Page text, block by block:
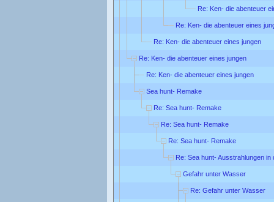
Re: Ken- die abenteuer
Re: Ken- die abenteuer eines
Re: Ken- die abenteuer eines jungen
Re: Ken- die abenteuer eines jungen
Re: Ken- die abenteuer eines jungen
Sea hunt- Remake
Re: Sea hunt- Remake
Re: Sea hunt- Remake
Re: Sea hunt- Remake
Re: Sea hunt- Ausstrahlungen in
Gefahr unter Wasser
Re: Gefahr unter Wasser